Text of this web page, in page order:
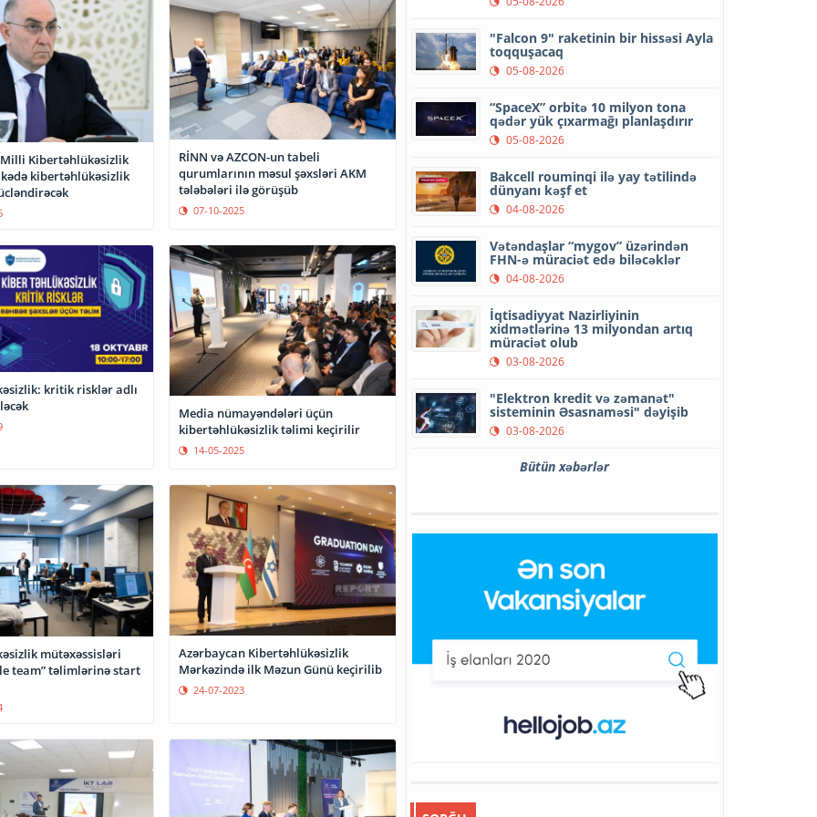
Kibertəhlükəsizlik
kibertəhlükəsizlik
RİNN və AZCON-un tabeli
qurumlarının məsul şəxsləri AKM
tələbələri ilə görüşüb
07-10-2025
kritik risklər adlı
Media nümayəndələri üçün
kibertəhlükəsizlik təlimi keçirilir
14-05-2025
mütəxəssisləri
Azərbaycan Kibertəhlükəsizlik
Mərkəzində ilk Məzun Günü keçirilib
24-07-2023
"Falcon 9" raketinin bir hissəsi Ayla
toqquşacaq
05-08-2026
“SpaceX” orbitə 10 milyon tona
qədər yük çıxarmağı planlaşdırır
05-08-2026
Bakcell rouminqi ilə yay tətilində
dünyanı kəşf et
04-08-2026
Vətəndaşlar “mygov” üzərindən
FHN-ə müraciət edə biləcəklər
04-08-2026
İqtisadiyyat Nazirliyinin
xidmətlərinə 13 milyondan artıq
müraciət olub
03-08-2026
"Elektron kredit və zəmanət"
sisteminin Əsasnaməsi" dəyişib
03-08-2026
Bütün xəbərlər